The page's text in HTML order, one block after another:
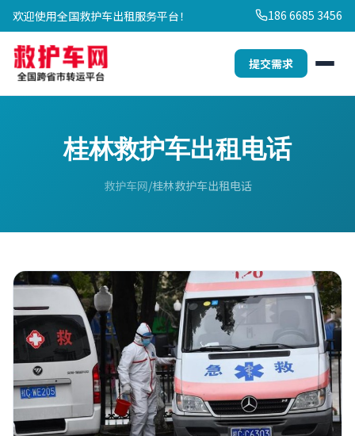
欢迎使用全国救护车出租服务平台！ 186 6685 3456
提交需求
桂林救护车出租电话
救护车网 桂林救护车出租电话